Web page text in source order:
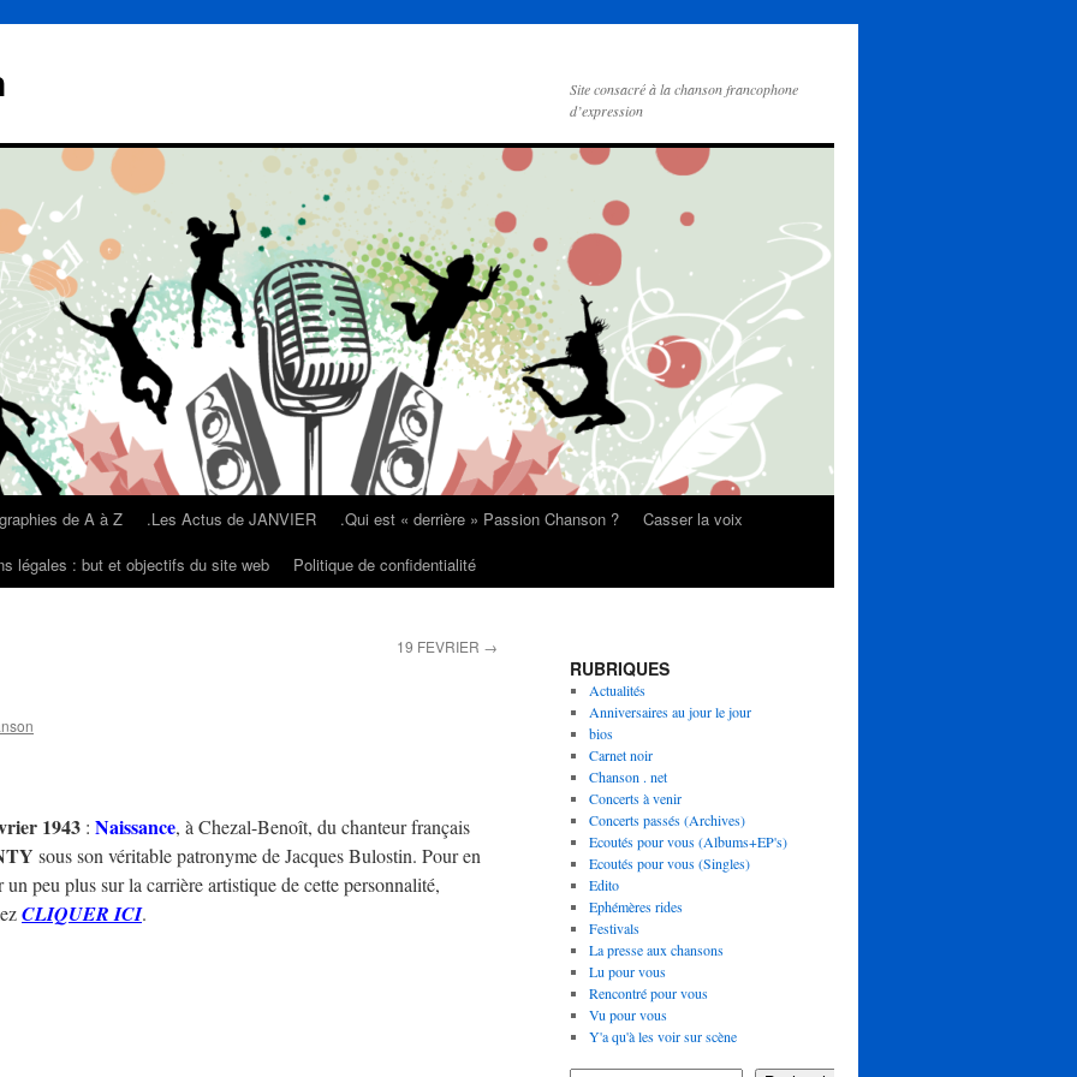
Site consacré à la chanson francophone
d’expression
de A à Z .Les Actus de JANVIER .Qui est « derrière » Passion Chanson ?
Casser la voix
légales : but et objectifs du site web Politique de confidentialité
19 FEVRIER →
1943 : Naissance, à Chezal-Benoît, du chanteur français
sous son véritable patronyme de Jacques Bulostin. Pour en
un peu plus sur la carrière artistique de cette personnalité,
CLIQUER ICI.
RUBRIQUES
Actualités
Anniversaires au jour le jour
bios
Carnet noir
Chanson . net
Concerts à venir
Concerts passés (Archives)
Ecoutés pour vous (Albums+EP's)
Ecoutés pour vous (Singles)
Edito
Ephémères rides
Festivals
La presse aux chansons
Lu pour vous
Rencontré pour vous
Vu pour vous
Y'a qu'à les voir sur scène